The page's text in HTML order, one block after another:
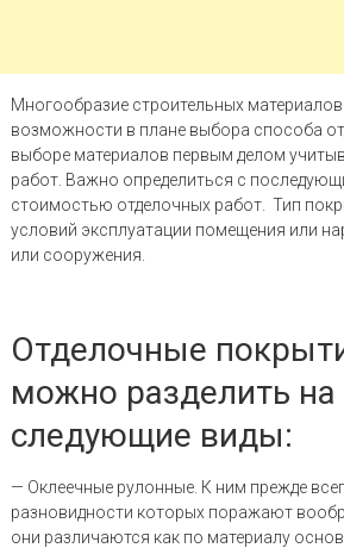
Многообразие строительных
возможности в плане выбора способа
выборе материалов первым делом
работ. Важно определиться с
стоимостью отделочных работ. Тип
условий эксплуатации помещения или
или сооружения.
Отделочные
можно разделить на
следующие виды:
— Оклеечные рулонные. К ним прежде
разновидности которых поражают
они различаются как по материалу